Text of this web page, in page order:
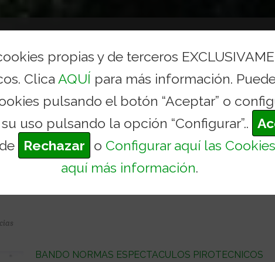
propias y de terceros
Clica AQUÍ para más información.
pulsando el botón “Aceptar” o
uso pulsando la opción “Configurar”..
Rechazar o Configurar aquí las Cookies
aquí más información.
ACCIDENTES
Inicio Actualidad
DURANTE LOS ESPECTÁCULOS
BANDO NORMAS ESPECTACULOS PIROTECNICOS